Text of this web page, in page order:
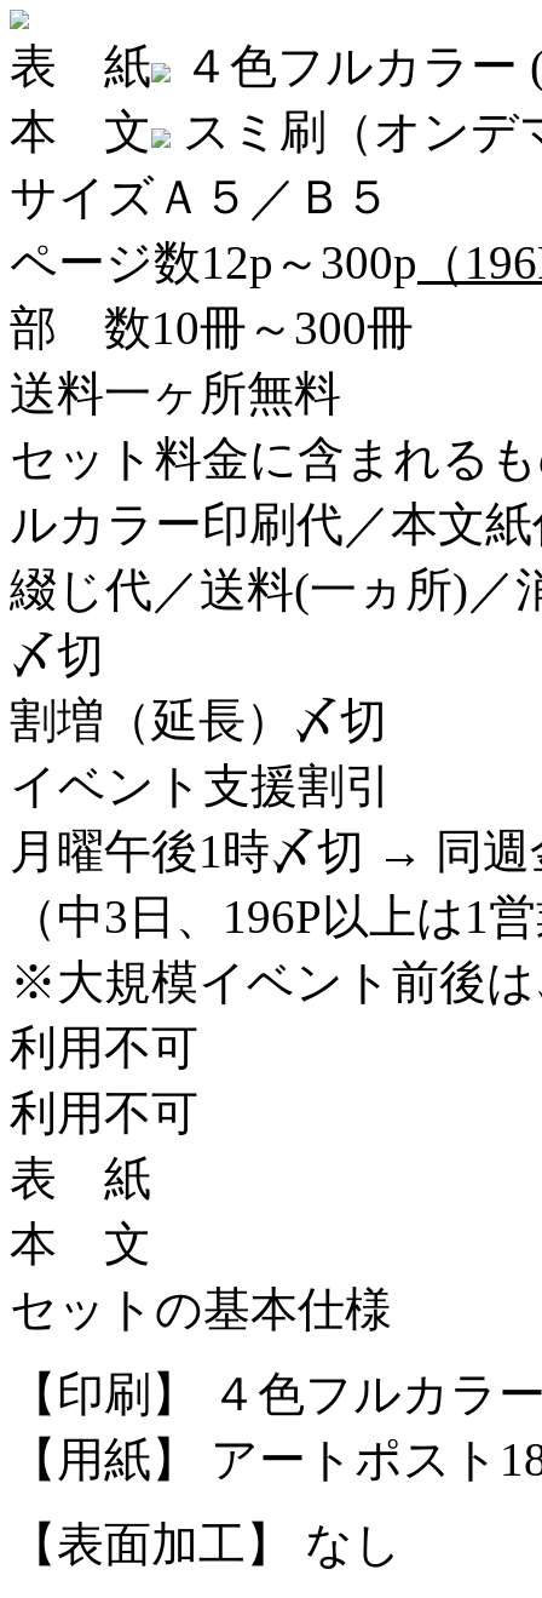
表 紙 ４色フルカラー
本 文
スミ刷（オンデ
サイズ Ａ５／Ｂ５
ページ数12p～300p （
部 数10冊～300冊
送料一ヶ所無料
セット料金に含まれる
ルカラー印刷代／本文
綴じ代／送料(一ヵ所)／
〆切
割増（延長）〆切
イベント支援割引
月曜午後1時〆切 → 同週
（中3日、196P以上は1
※大規模イベント前後
利用不可
利用不可
表 紙
本 文
セットの基本仕様
【印刷】 ４色フルカラ
【用紙】 アートポスト
【表面加工】 なし